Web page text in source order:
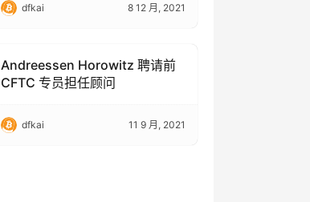
dfkai 8 12 月, 2021
Blockchain Technology
Andreessen Horowitz 聘请前
CFTC 专员担任顾问
dfkai 11 9 月, 2021